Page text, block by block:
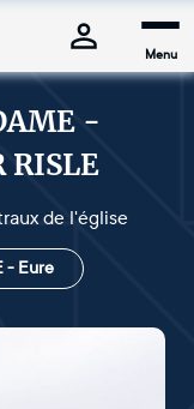
Menu
-
RISLE
de l'église
- Eure